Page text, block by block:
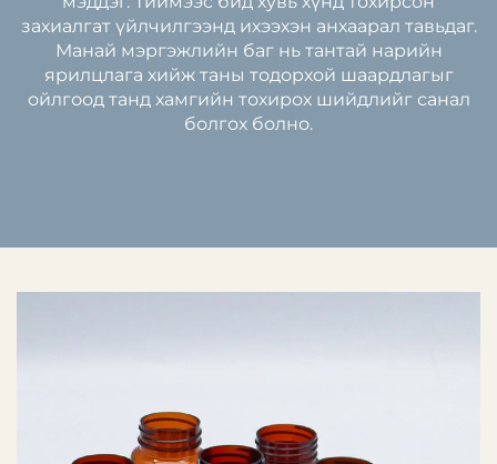
захиалгат үйлчилгээнд ихээхэн анхаарал тавьдаг.
Манай мэргэжлийн баг нь тантай нарийн
ярилцлага хийж таны тодорхой шаардлагыг
ойлгоод танд хамгийн тохирох шийдлийг санал
болгох болно.